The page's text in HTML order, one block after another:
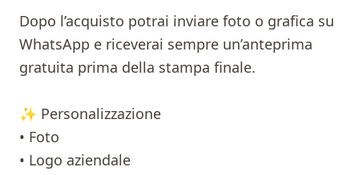
Dopo l’acquisto potrai inviare foto o grafica su
WhatsApp e riceverai sempre un’anteprima
gratuita prima della stampa finale.
✨ Personalizzazione
• Foto
• Logo aziendale